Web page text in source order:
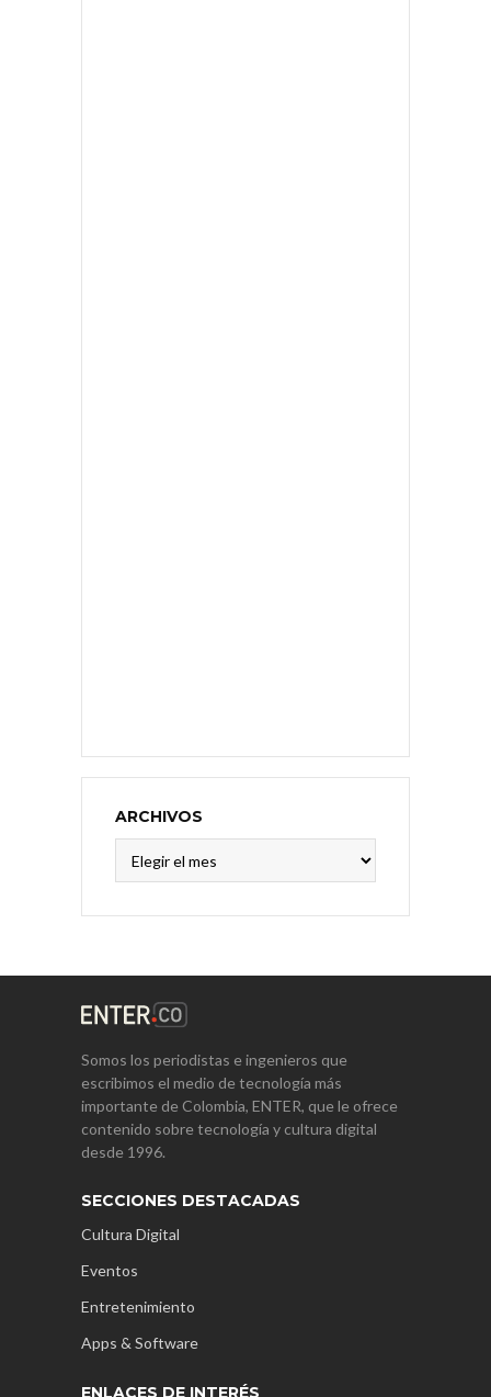
ARCHIVOS
Somos los periodistas e ingenieros que
escribimos el medio de tecnología más
importante de Colombia, ENTER, que le ofrece
contenido sobre tecnología y cultura digital
desde 1996.
SECCIONES DESTACADAS
Cultura Digital
Eventos
Entretenimiento
Apps & Software
ENLACES DE INTERÉS